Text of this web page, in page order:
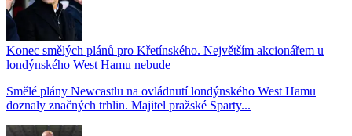
Konec smělých plánů pro Křetínského. Největším akcionářem u
londýnského West Hamu nebude
Smělé plány Newcastlu na ovládnutí londýnského West Hamu
doznaly značných trhlin. Majitel pražské Sparty...